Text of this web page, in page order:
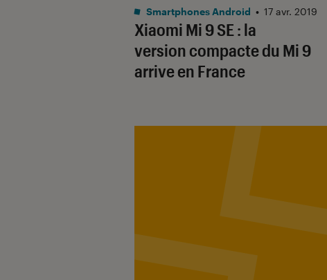
Xiaomi Mi 9 SE : la
version compacte du Mi 9
arrive en France
Smartphones Android • 17 avr. 2019